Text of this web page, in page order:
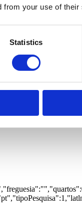
from your use of
Statistics